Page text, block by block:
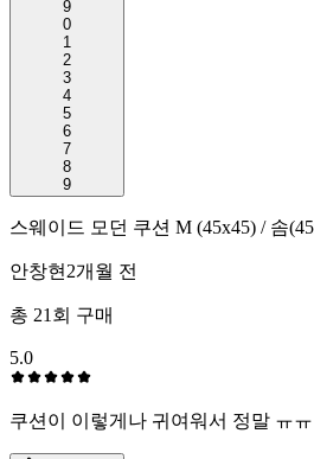
9
0
1
2
3
4
5
6
7
8
9
스웨이드 모던 쿠션 M (45x45) / 솜
안창현 2개월 전
총 21 회 구매
5.0
쿠션이 이렇게나 귀여워서 정말 ㅠ